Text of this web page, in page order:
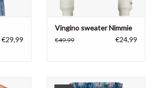
€29,99
Vingino sweater Nimmie
€49,99 €24,99